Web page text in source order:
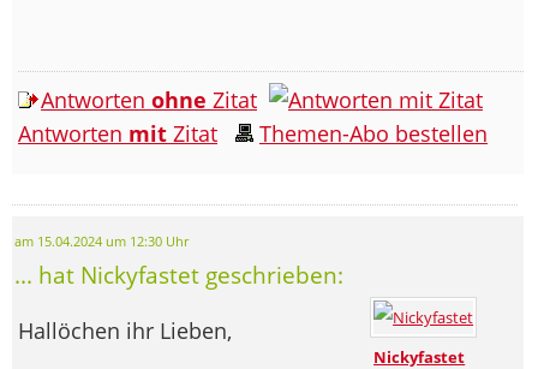
Antworten ohne Zitat
Antworten mit Zitat Themen-Abo bestellen
am 15.04.2024 um 12:30 Uhr
... hat Nickyfastet geschrieben:
Nickyfastet
Hallöchen ihr Lieben,